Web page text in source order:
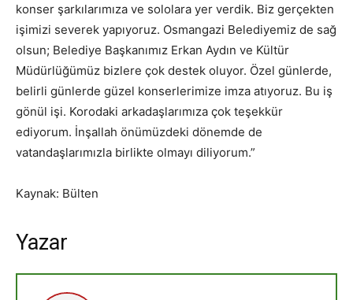
konser şarkılarımıza ve sololara yer verdik. Biz gerçekten
işimizi severek yapıyoruz. Osmangazi Belediyemiz de sağ
olsun; Belediye Başkanımız Erkan Aydın ve Kültür
Müdürlüğümüz bizlere çok destek oluyor. Özel günlerde,
belirli günlerde güzel konserlerimize imza atıyoruz. Bu iş
gönül işi. Korodaki arkadaşlarımıza çok teşekkür
ediyorum. İnşallah önümüzdeki dönemde de
vatandaşlarımızla birlikte olmayı diliyorum.”
Kaynak: Bülten
Yazar